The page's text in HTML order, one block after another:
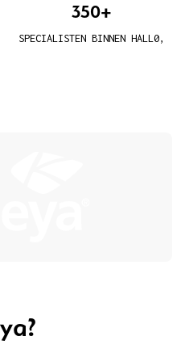
350+
SPECIALISTEN BINNEN HALL0,